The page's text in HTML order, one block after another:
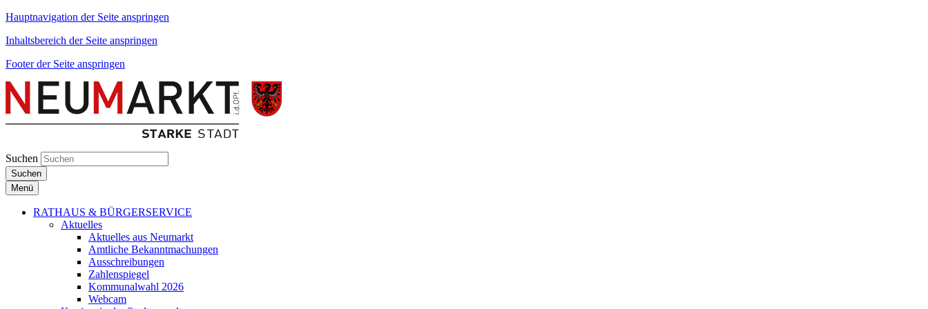
Hauptnavigation der Seite anspringen
Inhaltsbereich der Seite anspringen
Footer der Seite anspringen
Suchen
Suchen
Menü
RATHAUS & BÜRGERSERVICE
Aktuelles
Aktuelles aus Neumarkt
Amtliche Bekanntmachungen
Ausschreibungen
Zahlenspiegel
Kommunalwahl 2026
Webcam